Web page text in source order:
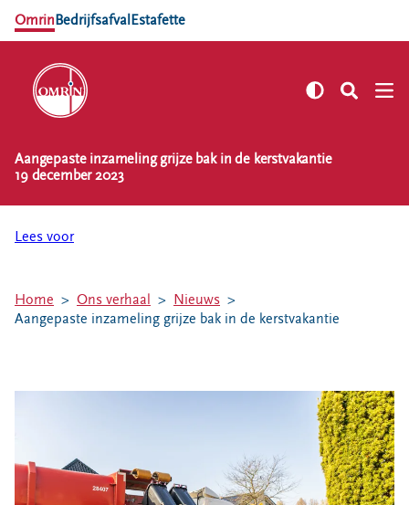
OmrinBedrijfsafval Estafette
NL EN
Zelf regelen
Afvalkalender
Milieustraten
Afval aanmelden
Ons verhaal
Nieuws
Aangepaste inzameling grijze bak in de kerstvakantie
19 december 2023
Lees voor
Home Ons verhaal
Nieuws
Aangepaste inzameling grijze bak in de kerstvakantie